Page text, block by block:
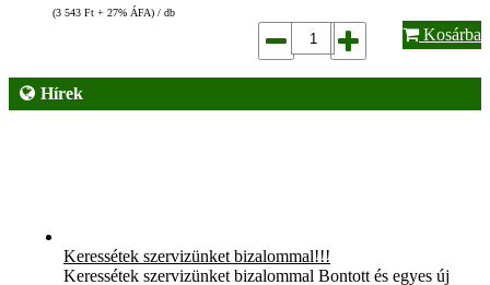
(3 543 Ft + 27% ÁFA) / db
Kosárba
Hírek
Keressétek szervizünket bizalommal!!!
Keressétek szervizünket bizalommal Bontott és egyes új